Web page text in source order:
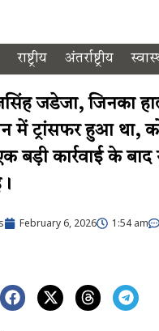
राष्ट्रीय अंतर्राष्ट्रीय
जडेजा, जिनका
में ट्रांसफर हुआ था,
बड़ी कार्रवाई के
February 6, 2026 1:54 am